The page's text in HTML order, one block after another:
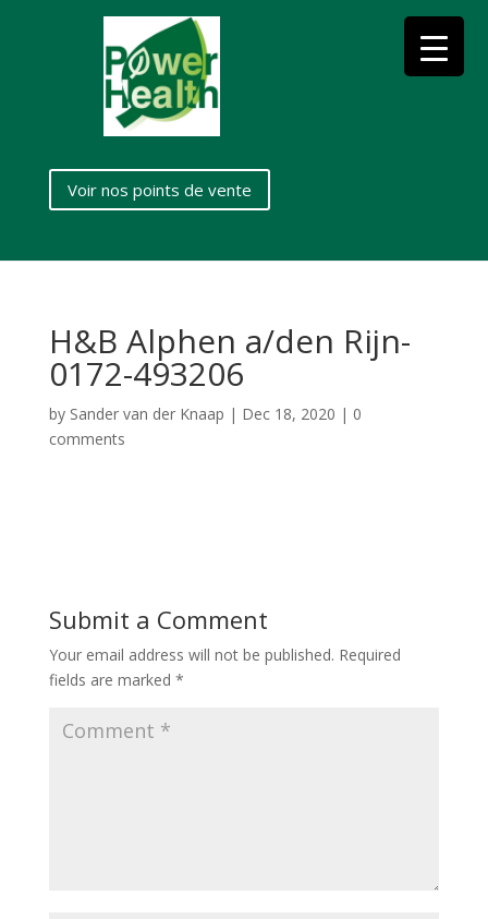
Voir nos points de vente
H&B Alphen a/den Rijn-
0172-493206
by Sander van der Knaap | Dec 18, 2020 | 0
comments
Submit a Comment
Your email address will not be published. Required
fields are marked *